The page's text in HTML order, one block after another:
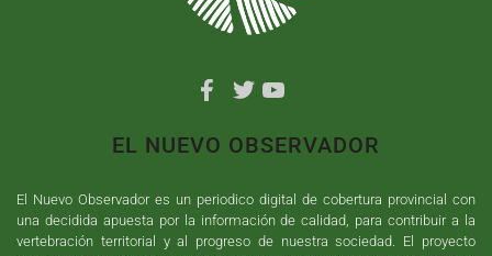
EL NUEVO OBSERVADOR
El Nuevo Observador es un periodico digital de cobertura provincial con
una decidida apuesta por la información de calidad, para contribuir a la
vertebración territorial y al progreso de nuestra sociedad. El proyecto